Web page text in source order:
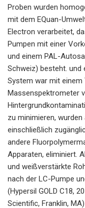
Proben wurden
mit dem EQuan-
Electron verarbeitet,
Pumpen mit einer
und einem PAL-
Schweiz) besteht. und
System war mit einem
Massenspektrometer
zu minimieren,
einschließlich
andere
Apparaten, eliminiert.
und weißverstärkte
nach der LC-Pumpe
(Hypersil GOLD C18,
Scientific, Franklin,